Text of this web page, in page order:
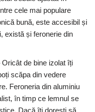
cele mai populare
bună, este accesibil și
există și feronerie din
Oricât de bine izolat îți
scăpa din vedere
Feroneria din aluminiu
în timp ce lemnul se
Dacă îți dorești să